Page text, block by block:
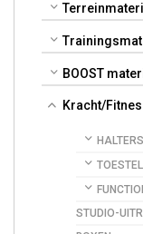
BOOST
Kracht/
STUDIO-